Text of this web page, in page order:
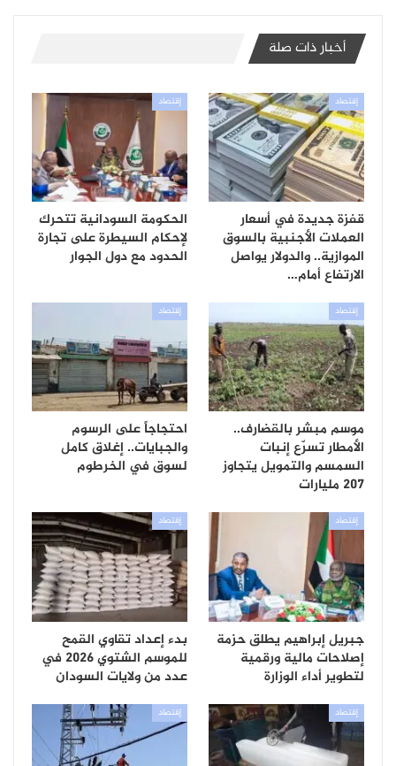
أخبار ذات صلة
إقتصاد
قفزة جديدة في أسعار
العملات الأجنبية بالسوق
الموازية.. والدولار يواصل
الارتفاع أمام…
إقتصاد
الحكومة السودانية تتحرك
لإحكام السيطرة على تجارة
الحدود مع دول الجوار
إقتصاد
موسم مبشر بالقضارف..
الأمطار تسرّع إنبات
السمسم والتمويل يتجاوز
207 مليارات
إقتصاد
احتجاجاً على الرسوم
والجبايات.. إغلاق كامل
لسوق في الخرطوم
إقتصاد
جبريل إبراهيم يطلق حزمة
إصلاحات مالية ورقمية
لتطوير أداء الوزارة
إقتصاد
بدء إعداد تقاوي القمح
للموسم الشتوي 2026 في
عدد من ولايات السودان
إقتصاد إقتصاد